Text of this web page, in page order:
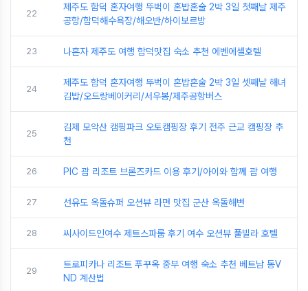
22
제주도 함덕 혼자여행 뚜벅이 혼밥혼술 2박 3일 첫째날 제주
공항/함덕해수욕장/해오반/하이보르방
23 나혼자 제주도 여행 함덕맛집 숙소 추천 에벤에셀호텔
24
제주도 함덕 혼자여행 뚜벅이 혼밥혼술 2박 3일 셋째날 해녀
김밥/오드랑베이커리/서우봉/제주공항버스
25
김제 모악산 캠핑파크 오토캠핑장 후기 전주 근교 캠핑장 추
천
26 PIC 괌 리조트 브론즈카드 이용 후기/아이와 함께 괌 여행
27 선유도 옥돌슈퍼 오션뷰 라면 맛집 군산 옥돌해변
28 씨사이드인여수 제트스파룸 후기 여수 오션뷰 풀빌라 호텔
29
트로피카나 리조트 푸꾸옥 중부 여행 숙소 추천 베트남 동V
ND 계산법